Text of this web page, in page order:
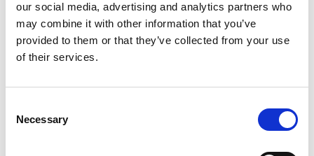
our social media, advertising and analytics partners who
may combine it with other information that you’ve
provided to them or that they’ve collected from your use
of their services.
Selection
Necessary
Réception de courrier et de colis